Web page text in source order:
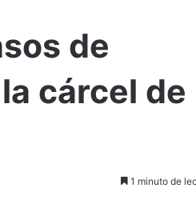
de
cárcel de
1 minuto de